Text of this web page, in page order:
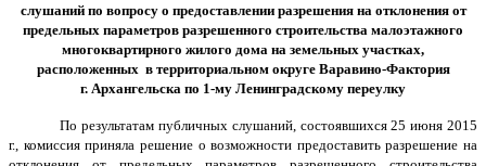
слушанийпо вопросу о предоставлении разрешения на отклонения от
предельных параметров разрешенного строительства малоэтажного
многоквартирного жилого дома на земельных участках,
расположенных в территориальном округе Варавино-Фактория
г. Архангельска по 1-му Ленинградскому переулку
По результатам публичных слушаний, состоявшихся 25 июня 2015
г., комиссия приняла решение о возможности предоставить разрешение на